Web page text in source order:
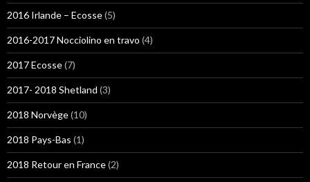
2016 Irlande – Ecosse(5)
2016-2017 Nocciolino en travo (4)
2017 Ecosse(7)
2017- 2018 Shetland (3)
2018 Norvège(10)
2018 Pays-Bas (1)
2018 Retour en France(2)